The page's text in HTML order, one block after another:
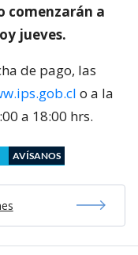
comenzarán a
jueves.
de pago, las
o a la
a 18:00 hrs.
AVÍSANOS